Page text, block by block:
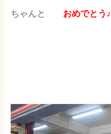
ちゃんと おめでとう♪